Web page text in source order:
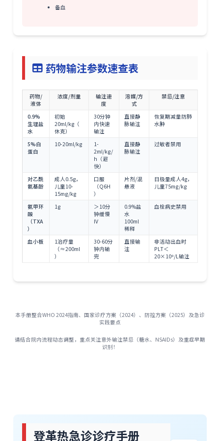
备血
药物输注参数速查表
药物/
液体
浓度/剂量
输注速
度
溶媒/方
式
禁忌/注意
0.9%
生理盐
水
初始
20ml/kg（
休克）
30分钟
内快速
输注
直接静
脉输注
恢复期减量防肺
水肿
5%白
蛋白
10-20ml/kg
1-
2ml/kg/
h（避
快）
直接静
脉输注
过敏者禁用
对乙酰
氨基酚
成人0.5g，
儿童10-
15mg/kg
口服
（Q6H
）
片剂/混
悬液
日极量成人4g，
儿童75mg/kg
氨甲环
酸
（TXA
）
1g
＞10分
钟缓慢
IV
0.9%盐
水
100ml
稀释
血栓病史禁用
血小板
1治疗量
（≈200ml
）
30-60分
钟内输
完
直接输
注
非活动出血时
PLT＜
20×10⁹/L输注
本手册整合WHO 2024指南、国家诊疗方案（2024）、防控方案（2025）及急诊
实践要点
请结合院内流程动态调整，重点关注意外输注禁忌（糖水、NSAIDs）及重症早期
识别！
登革热急诊诊疗手册